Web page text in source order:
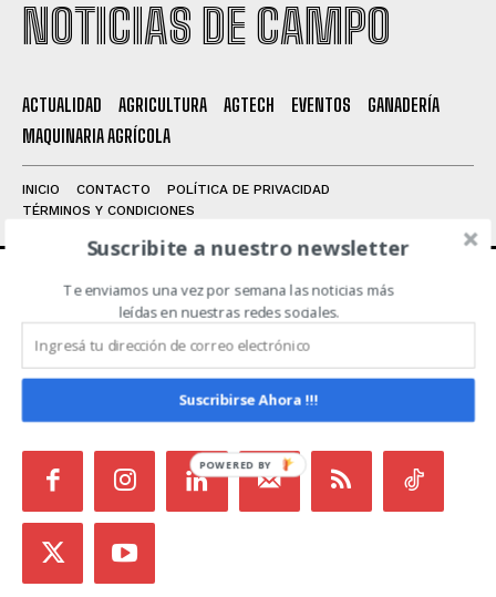
Leí y acepto laPolítica de Privacidad.
NOTICIAS DE CAMPO
ACTUALIDAD AGRICULTURA AGTECH EVENTOS
GANADERÍA
MAQUINARIA AGRÍCOLA
INICIO CONTACTO
POLÍTICA DE PRIVACIDAD
TÉRMINOS Y CONDICIONES
ACERCA DE NOSOTROS
Noticias de Campo es un medio independiente
focalizado en Redes Sociales que intenta aglutinar
todas las noticias del sector en un sólo lugar.
Suscribite a nuestro newsletter
Te enviamos una vez por semana las noticias más
leídas en nuestras redes sociales.
Suscribirse Ahora !!!
POWERED BY